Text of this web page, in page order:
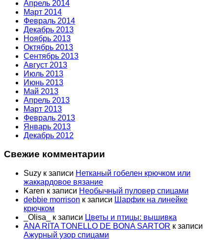
Апрель 2014
Март 2014
Февраль 2014
Декабрь 2013
Ноябрь 2013
Октябрь 2013
Сентябрь 2013
Август 2013
Июль 2013
Июнь 2013
Май 2013
Апрель 2013
Март 2013
Февраль 2013
Январь 2013
Декабрь 2012
Свежие комментарии
Suzy к записи Нетканый гобелен крючком или
жаккардовое вязание
Karen к записи Необычный пуловер спицами
debbie morrison к записи Шарфик на линейке
крючком
_Olisa_
к записи Цветы и птицы: вышивка
ANA RITA TONELLO DE BONA SARTOR к записи
Ажурный узор спицами